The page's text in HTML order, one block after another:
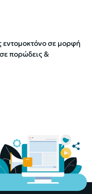
εντομοκτόνο σε μορφή
πορώδεις &